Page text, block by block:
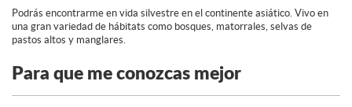
Podrás encontrarme en vida silvestre en el continente asiático. Vivo en
una gran variedad de hábitats como bosques, matorrales, selvas de
pastos altos y manglares.
Para que me conozcas mejor